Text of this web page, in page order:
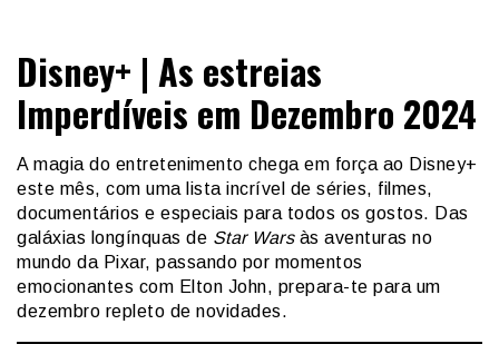
Central Comics
Disney+ | As estreias
Imperdíveis em Dezembro 2024
A magia do entretenimento chega em força ao Disney+
este mês, com uma lista incrível de séries, filmes,
documentários e especiais para todos os gostos. Das
galáxias longínquas de Star Warsàs aventuras no
mundo da Pixar, passando por momentos
emocionantes com Elton John, prepara-te para um
dezembro repleto de novidades.